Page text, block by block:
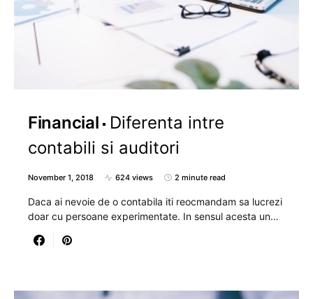
Financial
Diferenta intre
contabili si auditori
November 1, 2018 624 views 2 minute read
Daca ai nevoie de o contabila iti reocmandam sa lucrezi
doar cu persoane experimentate. In sensul acesta un…